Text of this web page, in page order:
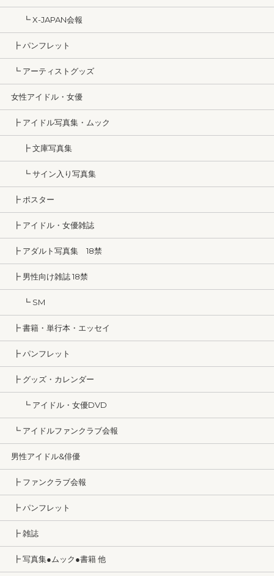
┗ X-JAPAN会報
┣ パンフレット
┗ アーティストグッズ
女性アイドル・女優
┣ アイドル写真集・ムック
┣ 文庫写真集
┗ サイン入り写真集
┣ ポスター
┣ アイドル・女優雑誌
┣ アダルト写真集 18禁
┣ 男性向け雑誌 18禁
┗ SM
┣ 書籍・単行本・エッセイ
┣ パンフレット
┣ グッズ・カレンダー
┗ アイドル・女優DVD
┗ アイドルファンクラブ会報
男性アイドル&俳優
┣ ファンクラブ会報
┣ パンフレット
┣ 雑誌
┣ 写真集●ムック●書籍 他